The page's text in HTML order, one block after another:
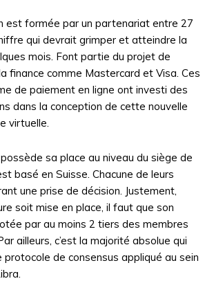
est formée par un partenariat entre 27
qui devrait grimper et atteindre la
mois. Font partie du projet de
finance comme Mastercard et Visa. Ces
de paiement en ligne ont investi des
dans la conception de cette nouvelle
virtuelle.
sa place au niveau du siège de
basé en Suisse. Chacune de leurs
une prise de décision. Justement,
soit mise en place, il faut que son
par au moins 2 tiers des membres
ailleurs, c’est la majorité absolue qui
de consensus appliqué au sein